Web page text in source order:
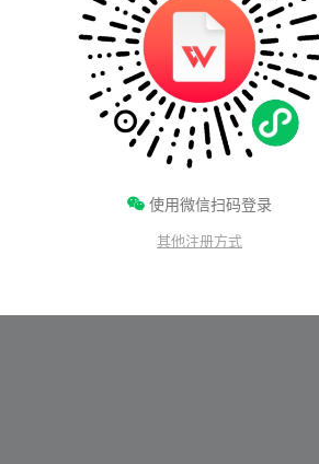
使用微信扫码登录
其他注册方式